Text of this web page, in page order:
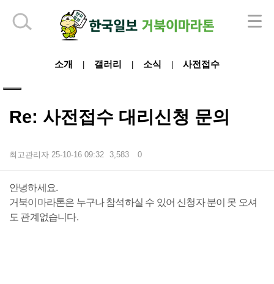
소개 갤러리 소식 사전접수
Re: 사전접수 대리신청 문의
최고관리자 25-10-16 09:32 3,583 0
본문
안녕하세요.
거북이마라톤은 누구나 참석하실 수 있어 신청자 분이 못 오셔
도 관계없습니다.
하단 영역